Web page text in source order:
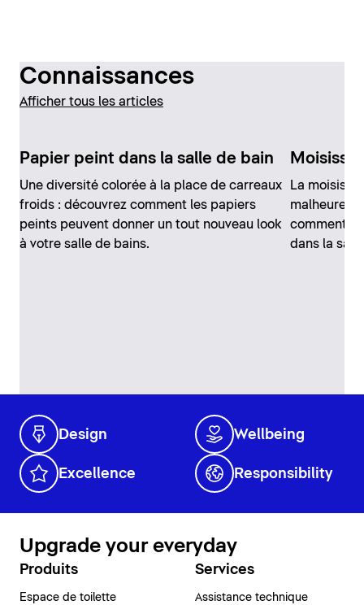
Connaissances
Afficher tous les articles
Papier peint dans la salle de bain
Une diversité colorée à la place de carreaux
froids : découvrez comment les papiers
peints peuvent donner un tout nouveau look
à votre salle de bains.
La
comment
dans la
Design Wellbeing
Excellence Responsibility
Upgrade your everyday
Produits
Espace de toilette
Services
Assistance technique